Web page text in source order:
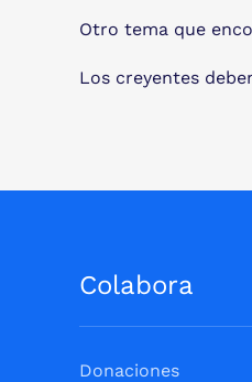
Otro tema que
Los creyentes
Colabora
Donaciones